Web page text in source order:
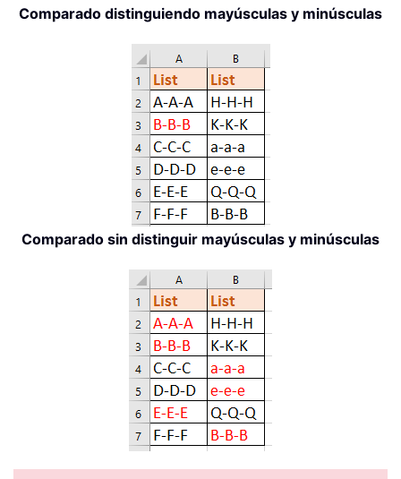
Comparado distinguiendo mayúsculas y minúsculas
Comparado sin distinguir mayúsculas y minúsculas